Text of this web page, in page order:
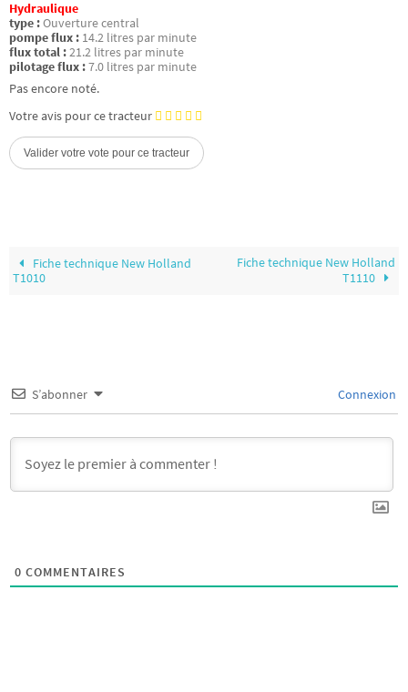
Hydraulique
type :Ouverture central
pompe flux : 14.2 litres par minute
flux total :21.2 litres par minute
pilotage flux :7.0 litres par minute
Pas encore noté.
Votre avis pour ce tracteur
Fiche technique New Holland
T1010
Fiche technique New Holland
T1110
S’abonner Connexion
0 COMMENTAIRES